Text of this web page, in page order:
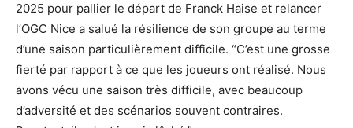
2025 pour pallier le départ de Franck Haise et relancer
l’OGC Nice a salué la résilience de son groupe au terme
d’une saison particulièrement difficile. “C’est une grosse
fierté par rapport à ce que les joueurs ont réalisé. Nous
avons vécu une saison très difficile, avec beaucoup
d’adversité et des scénarios souvent contraires.